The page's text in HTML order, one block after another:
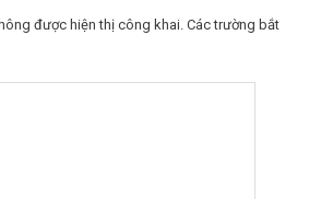
được hiện thị công khai. Các trường bắt